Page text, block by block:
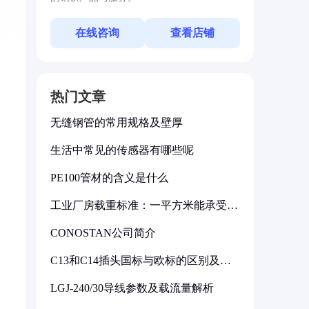
在线咨询 查看店铺
热门文章
无缝钢管的常用规格及壁厚
生活中常见的传感器有哪些呢
PE100管材的含义是什么
工业厂房载重标准：一平方米能承受多
CONOSTAN公司简介
C13和C14插头国标与欧标的区别及其
LGJ-240/30导线参数及载流量解析